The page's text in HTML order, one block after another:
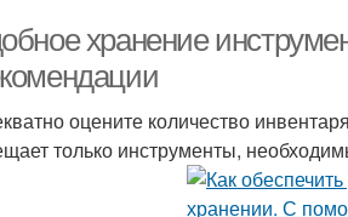
хранение
оцените количество
только инструменты,